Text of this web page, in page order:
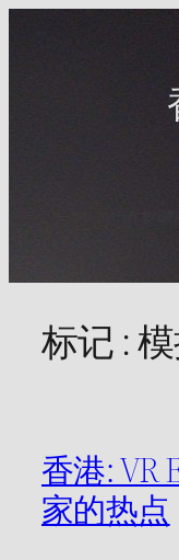
标记 :
香港: VR
家的热点